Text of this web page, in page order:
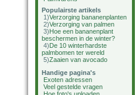
Populairste artikels
1)Verzorging bananenplanten
2)Verzorging van palmen
3)Hoe een bananenplant
beschermen in de winter?
4)De 10 winterhardste
palmbomen ter wereld
5)Zaaien van avocado
Handige pagina's
Exoten adressen
Veel gestelde vragen